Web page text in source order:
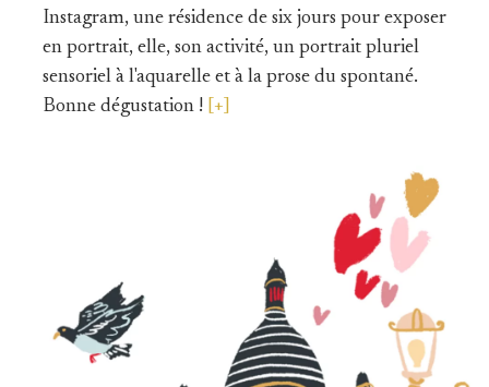
Instagram, une résidence de six jours pour exposer
en portrait, elle, son activité, un portrait pluriel
sensoriel à l'aquarelle et à la prose du spontané.
Bonne dégustation ![+]